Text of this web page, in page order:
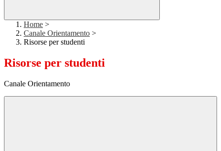
Home >
Canale Orientamento >
Risorse per studenti
Risorse per studenti
Canale Orientamento